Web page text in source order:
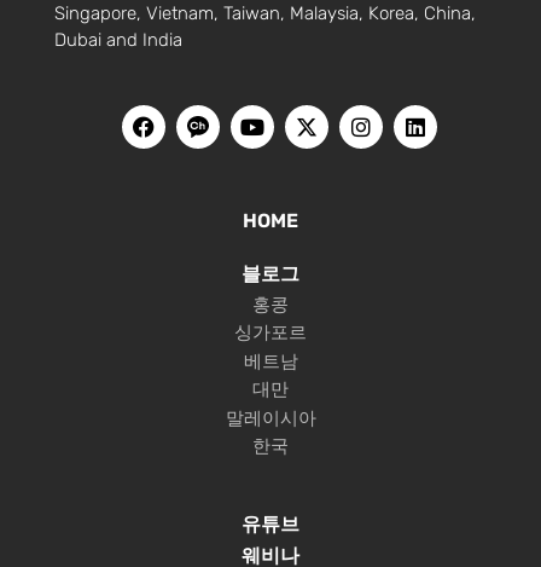
Singapore, Vietnam, Taiwan, Malaysia, Korea, China,
Dubai and India
HOME
블로그
홍콩
싱가포르
베트남
대만
말레이시아
한국
유튜브
웨비나